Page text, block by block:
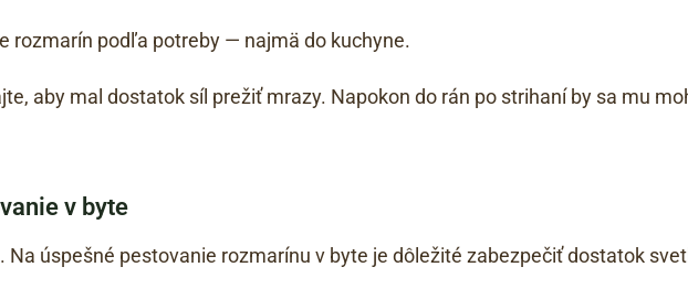
rozmarín podľa potreby — najmä do kuchyne.
aby mal dostatok síl prežiť mrazy. Napokon do rán po strihaní by sa mu
v byte
úspešné pestovanie rozmarínu v byte je dôležité zabezpečiť dostatok